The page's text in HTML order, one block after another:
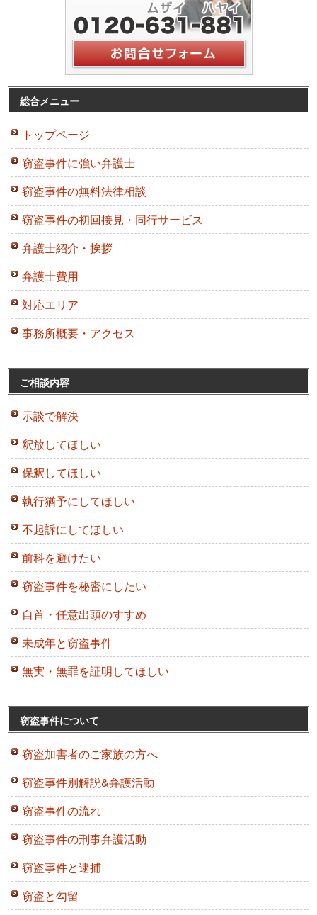
総合メニュー
トップページ
窃盗事件に強い弁護士
窃盗事件の無料法律相談
窃盗事件の初回接見・同行サービス
弁護士紹介・挨拶
弁護士費用
対応エリア
事務所概要・アクセス
ご相談内容
示談で解決
釈放してほしい
保釈してほしい
執行猶予にしてほしい
不起訴にしてほしい
前科を避けたい
窃盗事件を秘密にしたい
自首・任意出頭のすすめ
未成年と窃盗事件
無実・無罪を証明してほしい
窃盗事件について
窃盗加害者のご家族の方へ
窃盗事件別解説&弁護活動
窃盗事件の流れ
窃盗事件の刑事弁護活動
窃盗事件と逮捕
窃盗と勾留